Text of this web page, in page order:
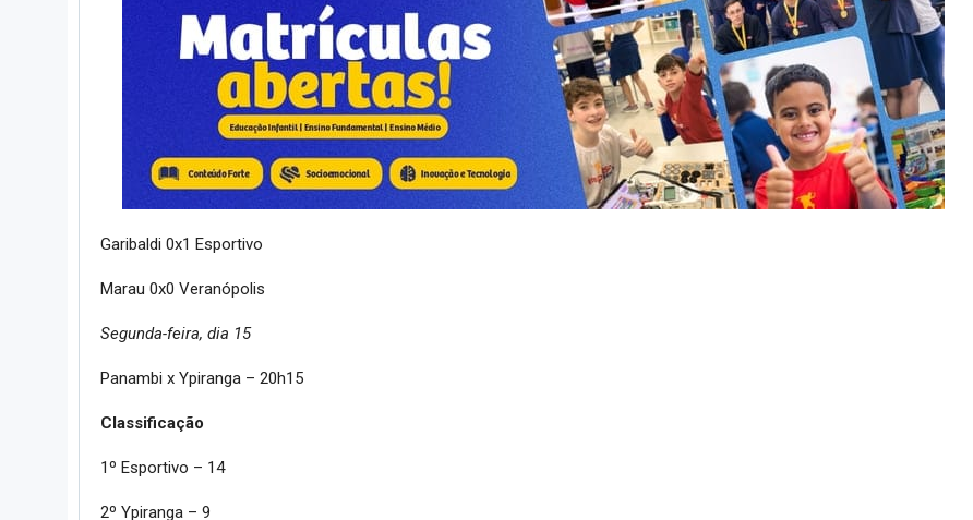
Garibaldi 0x1 Esportivo
Marau 0x0 Veranópolis
Segunda-feira, dia 15
Panambi x Ypiranga – 20h15
Classificação
1º Esportivo – 14
2º Ypiranga – 9